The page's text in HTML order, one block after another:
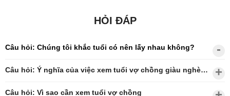
HỎI ĐÁP
Câu hỏi: Chúng tôi khắc tuổi có nên lấy nhau không?
Câu hỏi: Ý nghĩa của việc xem tuổi vợ chồng giàu nghèo?
Câu hỏi: Vì sao cần xem tuổi vợ chồng